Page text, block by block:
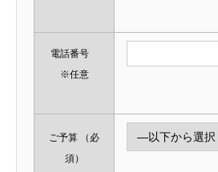
電話番号
※任意
ご予算
（必
須）